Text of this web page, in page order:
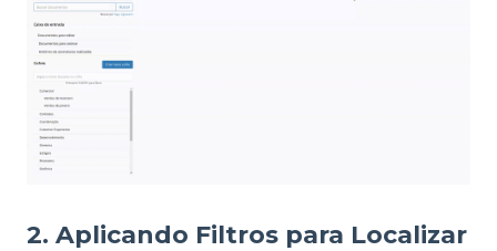
2. Aplicando Filtros para Localizar